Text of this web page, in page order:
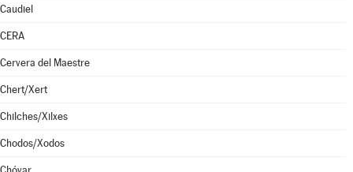
Caudiel
CERA
Cervera del Maestre
Chert/Xert
Chilches/Xilxes
Chodos/Xodos